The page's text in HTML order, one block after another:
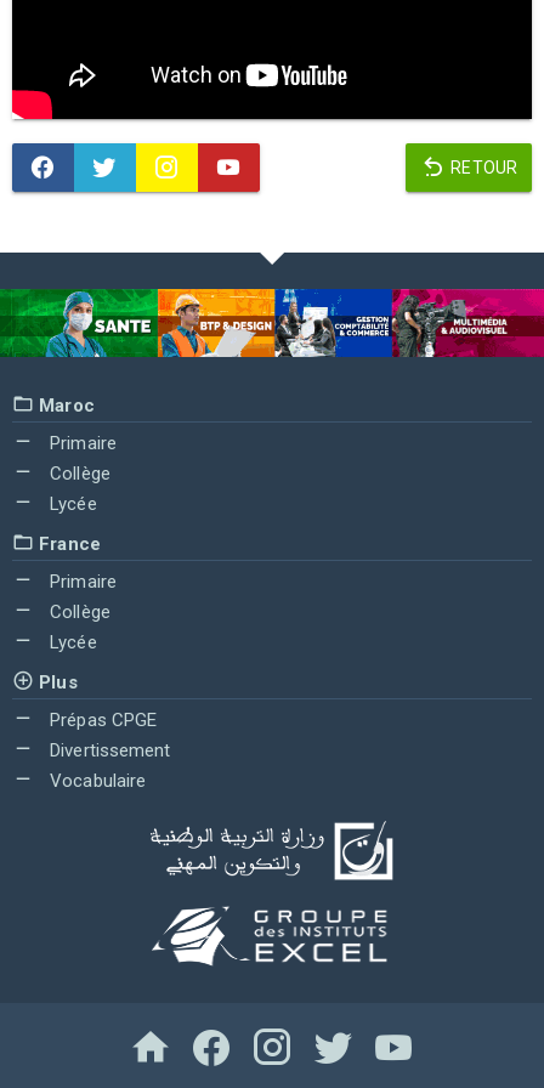
RETOUR
Maroc
Primaire
Collège
Lycée
France
Primaire
Collège
Lycée
Plus
Prépas CPGE
Divertissement
Vocabulaire